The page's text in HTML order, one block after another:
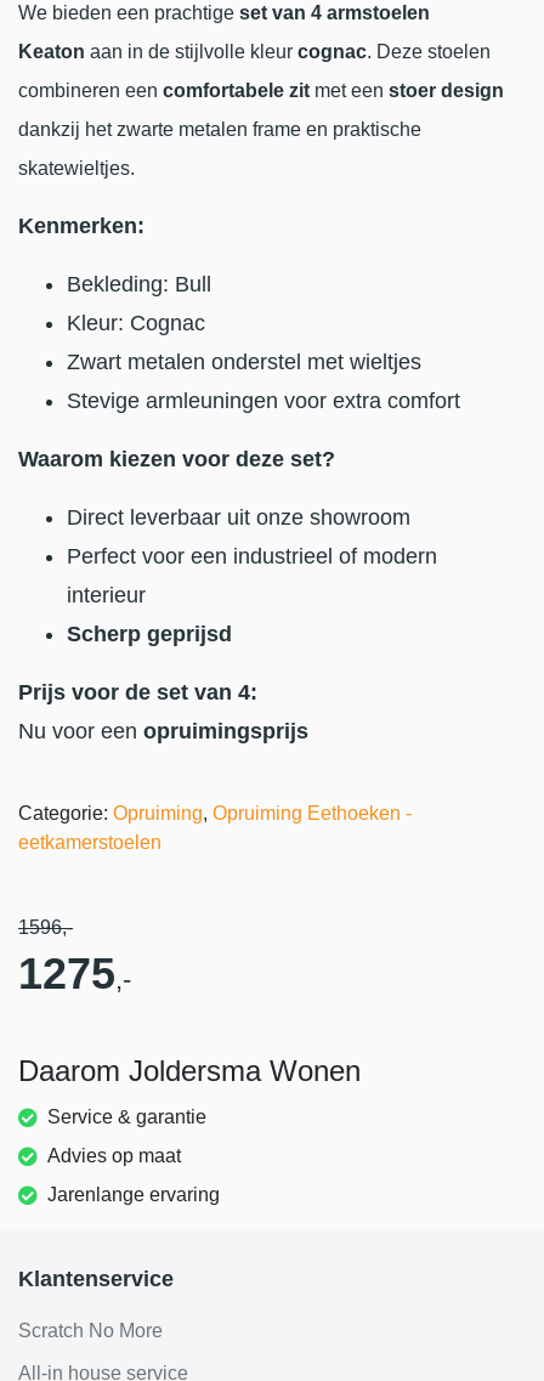
We bieden een prachtige set van 4 armstoelen
Keaton aan in de stijlvolle kleur cognac. Deze stoelen
combineren een comfortabele zit met een stoer design
dankzij het zwarte metalen frame en praktische
skatewieltjes.
Kenmerken:
Bekleding: Bull
Kleur: Cognac
Zwart metalen onderstel met wieltjes
Stevige armleuningen voor extra comfort
Waarom kiezen voor deze set?
Direct leverbaar uit onze showroom
Perfect voor een industrieel of modern
interieur
Scherp geprijsd
Prijs voor de set van 4:
Nu voor een opruimingsprijs
Categorie: Opruiming, Opruiming Eethoeken -
eetkamerstoelen
1596,-
1275,-
Daarom Joldersma Wonen
Service & garantie
Advies op maat
Jarenlange ervaring
Klantenservice
Scratch No More
All-in house service